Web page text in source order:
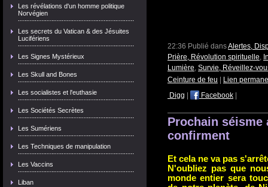
Les révélations d'un homme politique
Norvégien
Les secrets du Vatican & des Jésuites
Lucifériens
Les Signes Mystérieux
Les Skull and Bones
Les socialistes et l'euthasie
Les Sociétés Secrètes
Les Sumériens
Les Techniques de manipulation
Les Vaccins
Liban
22:36 Publié dansAlertes,
Prière, Révolution spirituelle,
Lumière, Survie, Réveillez-
Ceinture de feu
Lien
Digg
Facebook
Prochain séisme
confirment
Et cela ne va pas
N'oubliez pas que
monde entier sera